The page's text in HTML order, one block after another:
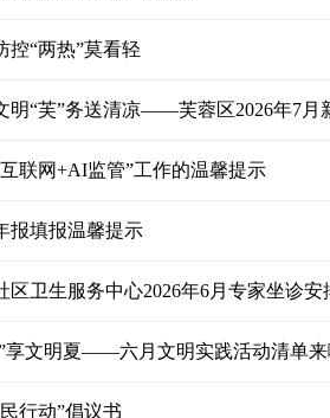
控“两热”莫看轻
明“芙”务送清凉——芙蓉区2026年7月
联网+AI监管”工作的温馨提示
报填报温馨提示
区卫生服务中心2026年6月专家坐诊安
享文明夏——六月文明实践活动清单
行动”倡议书